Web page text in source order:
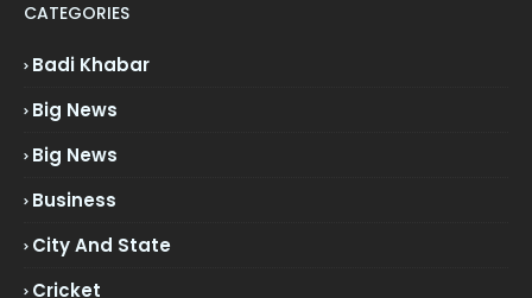
CATEGORIES
Badi Khabar
Big News
Big News
Business
City And State
Cricket